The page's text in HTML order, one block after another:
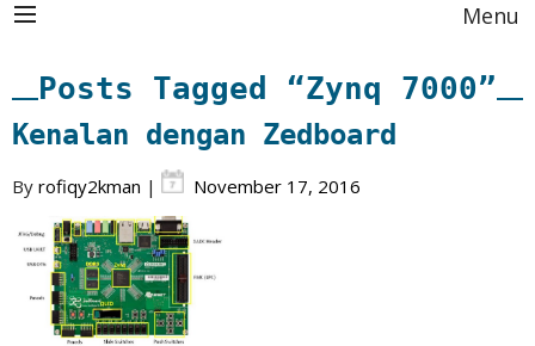
Menu
Posts Tagged “Zynq 7000”
Kenalan dengan Zedboard
By rofiqy2kman | November 17, 2016